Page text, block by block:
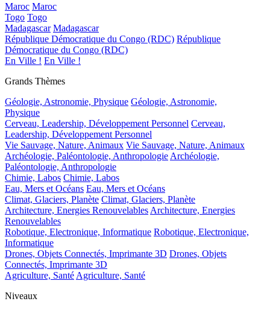
Maroc Maroc
Togo Togo
Madagascar Madagascar
République Démocratique du Congo (RDC) République
Démocratique du Congo (RDC)
En Ville ! En Ville !
Grands Thèmes
Géologie, Astronomie, Physique Géologie, Astronomie,
Physique
Cerveau, Leadership, Développement Personnel Cerveau,
Leadership, Développement Personnel
Vie Sauvage, Nature, Animaux Vie Sauvage, Nature, Animaux
Archéologie, Paléontologie, Anthropologie Archéologie,
Paléontologie, Anthropologie
Chimie, Labos Chimie, Labos
Eau, Mers et Océans Eau, Mers et Océans
Climat, Glaciers, Planète Climat, Glaciers, Planète
Architecture, Energies Renouvelables Architecture, Energies
Renouvelables
Robotique, Electronique, Informatique Robotique, Electronique,
Informatique
Drones, Objets Connectés, Imprimante 3D Drones, Objets
Connectés, Imprimante 3D
Agriculture, Santé Agriculture, Santé
Niveaux